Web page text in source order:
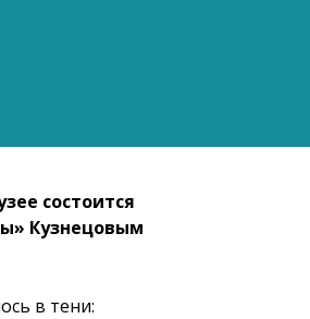
состоится
Кузнецовым
в тени: